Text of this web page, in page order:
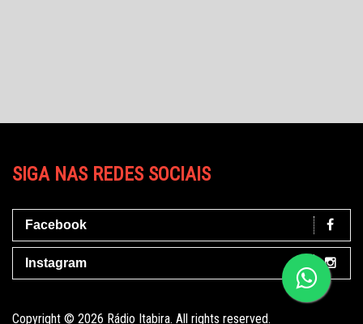
SIGA NAS REDES SOCIAIS
Facebook
Instagram
Copyright © 2026 Rádio Itabira. All rights reserved.